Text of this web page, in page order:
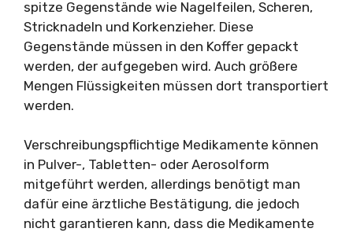
spitze Gegenstände wie Nagelfeilen, Scheren,
Stricknadeln und Korkenzieher. Diese
Gegenstände müssen in den Koffer gepackt
werden, der aufgegeben wird. Auch größere
Mengen Flüssigkeiten müssen dort transportiert
werden.
Verschreibungspflichtige Medikamente können
in Pulver-, Tabletten- oder Aerosolform
mitgeführt werden, allerdings benötigt man
dafür eine ärztliche Bestätigung, die jedoch
nicht garantieren kann, dass die Medikamente